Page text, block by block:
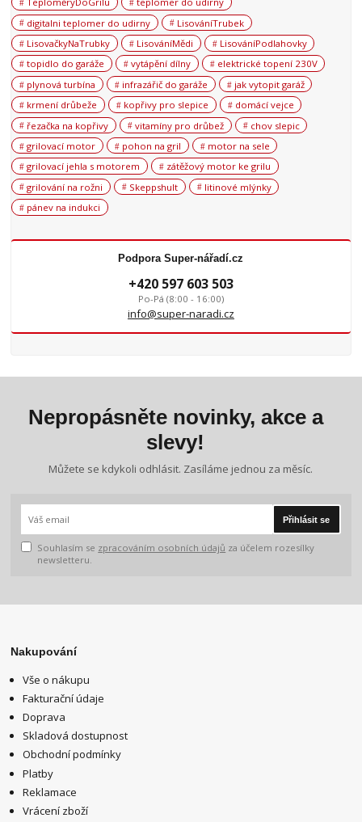
digitalni teplomer do udirny
LisováníTrubek
LisovačkyNaTrubky
LisováníMědi
LisováníPodlahovky
topidlo do garáže
vytápění dílny
elektrické topení 230V
plynová turbína
infrazářič do garáže
jak vytopit garáž
krmení drůbeže
kopřivy pro slepice
domácí vejce
řezačka na kopřivy
vitamíny pro drůbež
chov slepic
grilovací motor
pohon na gril
motor na sele
grilovací jehla s motorem
zátěžový motor ke grilu
grilování na rožni
Skeppshult
litinové mlýnky
pánev na indukci
Podpora Super-nářadí.cz
+420 597 603 503
Po-Pá (8:00 - 16:00)
info@super-naradi.cz
Nepropásněte novinky, akce a
slevy!
Můžete se kdykoli odhlásit. Zasíláme jednou za měsíc.
Přihlásit se
Souhlasím se zpracováním osobních údajů za účelem rozesílky
newsletteru.
Nakupování
Vše o nákupu
Fakturační údaje
Doprava
Skladová dostupnost
Obchodní podmínky
Platby
Reklamace
Vrácení zboží